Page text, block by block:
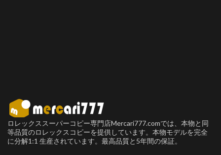
ロレックススーパーコピー専門店Mercari777.comでは、本物と同
等品質のロレックスコピーを提供しています。本物モデルを完全
に分解1:1 生産されています。最高品質と5年間の保証。